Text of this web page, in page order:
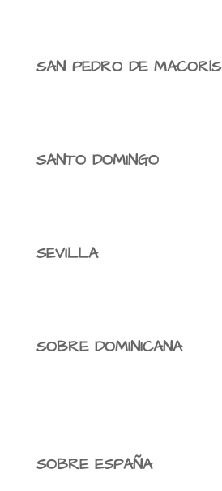
SAN PEDRO DE MACORÍS
SANTO DOMINGO
SEVILLA
SOBRE DOMINICANA
SOBRE ESPAÑA